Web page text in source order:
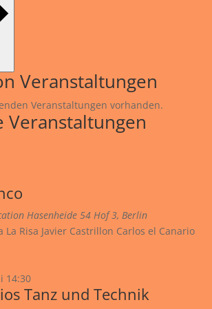
Veranstaltungen
Veranstaltungen vorhanden.
Veranstaltungen
Hasenheide 54 Hof 3, Berlin
Risa Javier Castrillon Carlos el Canario
14:30
Tanz und Technik